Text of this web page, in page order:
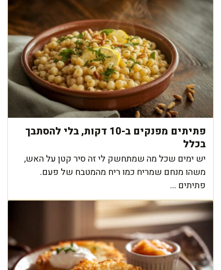
פתיתים מפנקים ב-10 דקות, בלי להסתבך
בכלל
יש ימים שכל מה שמתחשק לי זה סיר קטן על האש,
משהו מנחם שמריח כמו ריח מהמטבח של פעם.
פתיתים ...